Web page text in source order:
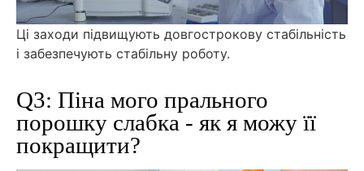
Ці заходи підвищують довгострокову стабільність
і забезпечують стабільну роботу.
Q3: Піна мого прального
порошку слабка - як я можу її
покращити?